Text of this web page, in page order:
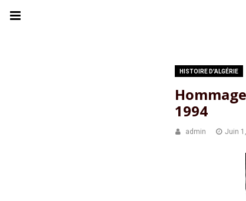
HISTOIRE D'ALGÉRIE
1994
admin Juin